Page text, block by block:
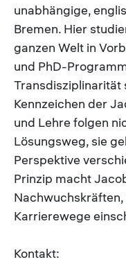
unabhängige,
Bremen. Hier
ganzen Welt in
und PhD-
Transdisziplinarität
Kennzeichen der
und Lehre folgen
Lösungsweg, sie
Perspektive
Prinzip macht
Karrierewege
Kontakt: